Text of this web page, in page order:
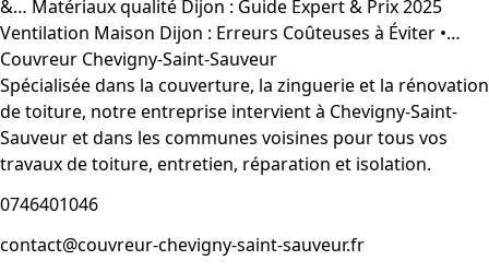
&… Matériaux qualité Dijon : Guide Expert & Prix 2025
Ventilation Maison Dijon : Erreurs Coûteuses à Éviter •…
Couvreur Chevigny-Saint-Sauveur
Spécialisée dans la couverture, la zinguerie et la rénovation
de toiture, notre entreprise intervient à Chevigny-Saint-
Sauveur et dans les communes voisines pour tous vos
travaux de toiture, entretien, réparation et isolation.
0746401046
contact@couvreur-chevigny-saint-sauveur.fr